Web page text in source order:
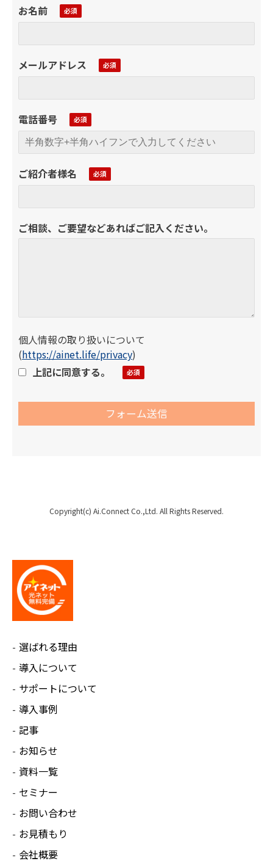
お名前
メールアドレス
電話番号
ご紹介者様名
ご相談、ご要望などあればご記入ください。
個人情報の取り扱いについて
(https://ainet.life/privacy)
上記に同意する。
Copyright(c) Ai.Connect Co.,Ltd. All Rights Reserved.
選ばれる理由
導入について
サポートについて
導入事例
記事
お知らせ
資料一覧
セミナー
お問い合わせ
お見積もり
会社概要